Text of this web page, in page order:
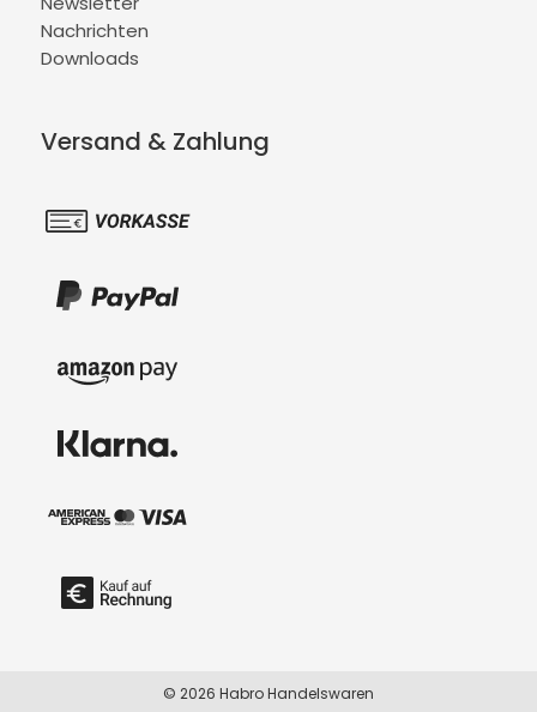
Nachrichten
Downloads
Versand & Zahlung
© 2026 Habro Handelswaren